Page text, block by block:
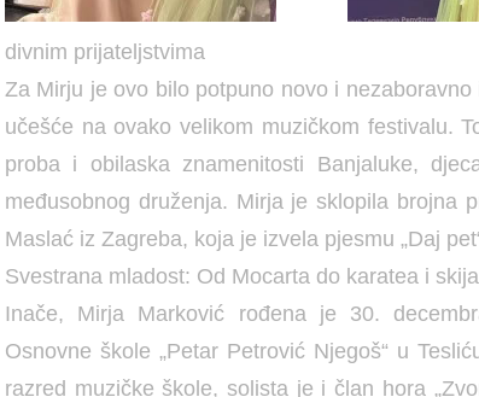
divnim prijateljstvima
Za Mirju je ovo bilo potpuno novo i
učešće na ovako velikom muzičkom festivalu.
proba i obilaska znamenitosti Banjaluke,
međusobnog druženja. Mirja je sklopila brojna
Maslać iz Zagreba, koja je izvela pjesmu „Daj
Svestrana mladost: Od Mocarta do karatea i
Inače, Mirja Marković rođena je 30.
Osnovne škole „Petar Petrović Njegoš“ u
razred muzičke škole, solista je i član hora